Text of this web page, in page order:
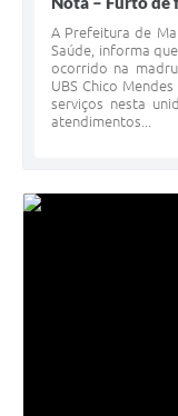
A Prefeitura de
Saúde, informa
ocorrido na
UBS Chico
serviços nesta
atendimentos...